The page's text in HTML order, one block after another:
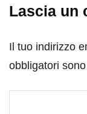
Lascia un
Il tuo indirizzo
obbligatori